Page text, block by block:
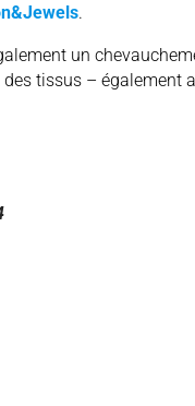
.
un
tissus – également